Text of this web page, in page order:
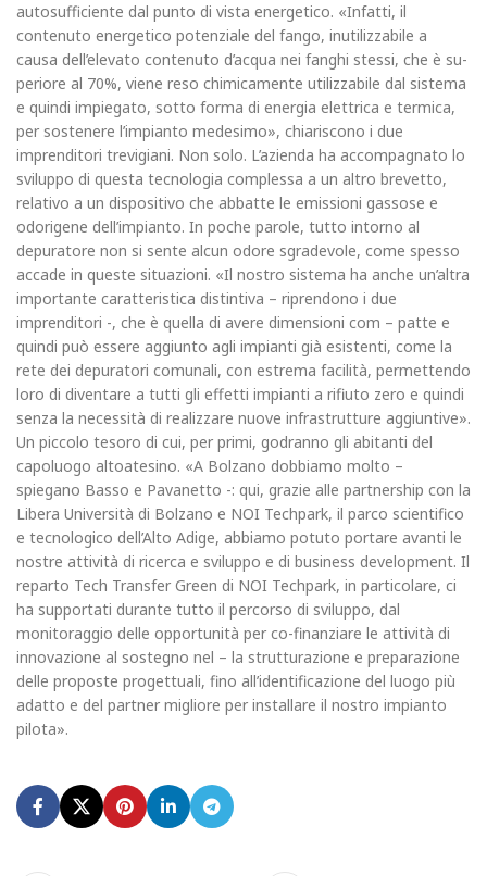
autosuffi­ciente dal punto di vista energetico. «Infatti, il
contenuto energetico potenziale del fango, inutilizzabile a
causa dell’elevato contenuto d’acqua nei fanghi stessi, che è su­
periore al 70%, viene reso chimica­mente utilizzabile dal sistema
e quindi impiegato, sotto forma di energia elettrica e termica,
per sostenere l’impianto medesimo», chiariscono i due
imprenditori tre­vigiani. Non solo. L’azienda ha accompa­gnato lo
sviluppo di questa tecno­logia complessa a un altro brevetto,
relativo a un dispositivo che abbat­te le emissioni gassose e
odorigene dell’impianto. In poche parole, tutto intorno al
depuratore non si sente alcun odo­re sgradevole, come spesso
accade in queste situazioni. «Il nostro si­stema ha anche un’altra
importan­te caratteristica distintiva – ri­prendono i due
imprenditori -, che è quella di avere dimensioni com – patte e
quindi può essere aggiunto agli impianti già esistenti, come la
rete dei depuratori comunali, con estrema facilità, permettendo
loro di diventare a tutti gli effetti im­pianti a rifiuto zero e quindi
senza la necessità di realizzare nuove in­frastrutture aggiuntive».
Un piccolo tesoro di cui, per primi, godranno gli abitanti del
capoluogo altoatesino. «A Bolzano dobbiamo molto –
spiegano Basso e Pavanet­to -: qui, grazie alle partnership con la
Libera Università di Bolzano e NOI Techpark, il parco scientifico
e tecnologico dell’Alto Adige, ab­biamo potuto portare avanti le
no­stre attività di ricerca e sviluppo e di business development. Il
reparto Tech Transfer Green di NOI Tech­park, in particolare, ci
ha supporta­ti durante tutto il percorso di svi­luppo, dal
monitoraggio delle op­portunità per co-finanziare le atti­vità di
innovazione al sostegno nel – la strutturazione e preparazione
delle proposte progettuali, fino all’identificazione del luogo più
adatto e del partner migliore per installare il nostro impianto
pilo­ta».